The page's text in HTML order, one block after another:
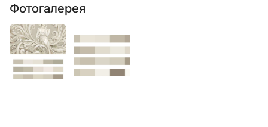
Фотогалерея